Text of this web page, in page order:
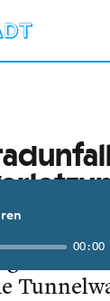
00:00
in
die